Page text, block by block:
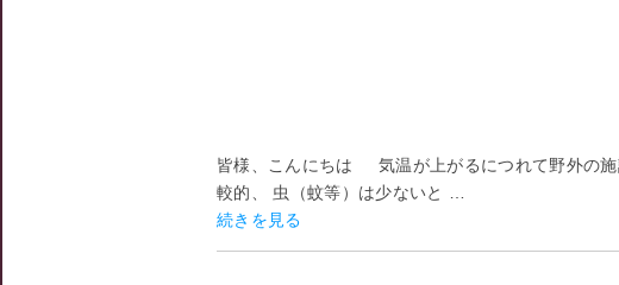
皆様、こんにちは 気温が上がるにつれて野外の
較的、 虫（蚊等）は少ないと …
続きを見る